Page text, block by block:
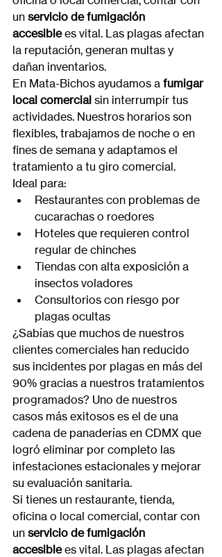
un servicio de fumigación
accesible es vital. Las plagas afectan
la reputación, generan multas y
dañan inventarios.
En Mata-Bichos ayudamos a fumigar
local comercial sin interrumpir tus
actividades. Nuestros horarios son
flexibles, trabajamos de noche o en
fines de semana y adaptamos el
tratamiento a tu giro comercial.
Ideal para:
Restaurantes con problemas de
cucarachas o roedores
Hoteles que requieren control
regular de chinches
Tiendas con alta exposición a
insectos voladores
Consultorios con riesgo por
plagas ocultas
¿Sabías que muchos de nuestros
clientes comerciales han reducido
sus incidentes por plagas en más del
90% gracias a nuestros tratamientos
programados? Uno de nuestros
casos más exitosos es el de una
cadena de panaderías en CDMX que
logró eliminar por completo las
infestaciones estacionales y mejorar
su evaluación sanitaria.
Si tienes un restaurante, tienda,
oficina o local comercial, contar con
un servicio de fumigación
accesible es vital. Las plagas afectan